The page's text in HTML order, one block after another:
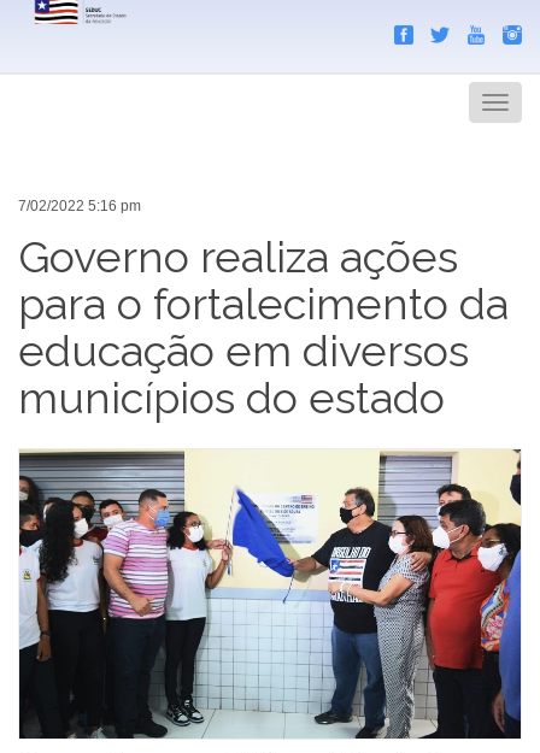
Menu
7/02/2022 5:16 pm
Governo realiza ações
para o fortalecimento da
educação em diversos
municípios do estado